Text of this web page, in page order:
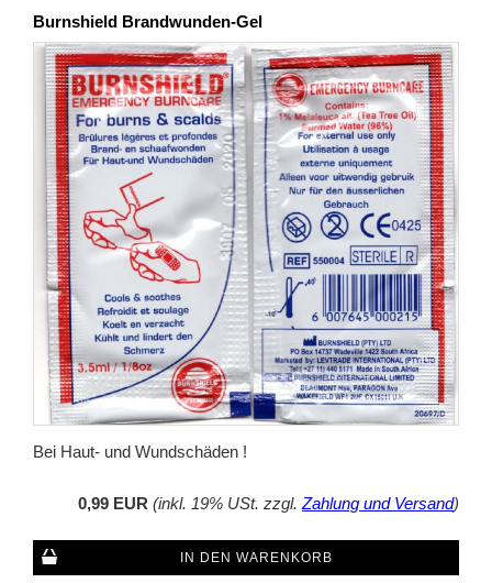
Burnshield Brandwunden-Gel
Bei Haut- und Wundschäden !
0,99 EUR (inkl. 19% USt. zzgl. Zahlung und Versand)
IN DEN WARENKORB